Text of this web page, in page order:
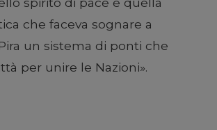
che faceva sognare a
un sistema di ponti che
per unire le Nazioni».